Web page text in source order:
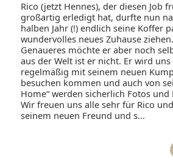
Rico (jetzt Hennes), der diesen Job
großartig erledigt hat, durfte nun
halben Jahr (!) endlich seine Koffer
wundervolles neues Zuhause
Genaueres möchte er aber noch
aus der Welt ist er nicht. Er wird
regelmäßig mit seinem neuen
besuchen kommen und auch von
Home“ werden sicherlich Fotos
Wir freuen uns alle sehr für Rico
seinem neuen Freund und s...